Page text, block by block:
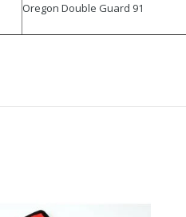
Oregon Double Guard 91